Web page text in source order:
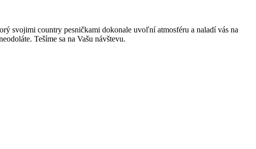
svojimi country pesničkami dokonale uvoľní atmosféru a naladí vás na
Tešíme sa na Vašu návštevu.